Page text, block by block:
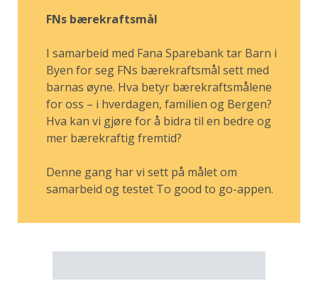
FNs bærekraftsmål
I samarbeid med Fana Sparebank tar Barn i
Byen for seg FNs bærekraftsmål sett med
barnas øyne. Hva betyr bærekraftsmålene
for oss – i hverdagen, familien og Bergen?
Hva kan vi gjøre for å bidra til en bedre og
mer bærekraftig fremtid?
Denne gang har vi sett på målet om
samarbeid og testet To good to go-appen.